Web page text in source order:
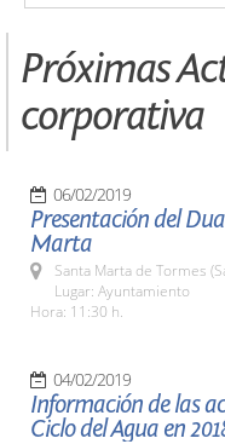
Próximas
corporativa
06/02/2019
Presentación del
Marta
Santa Marta de Tormes
Lugar: Ayuntamiento
Hora: 11:30 h.
04/02/2019
Información de las
Ciclo del Agua en